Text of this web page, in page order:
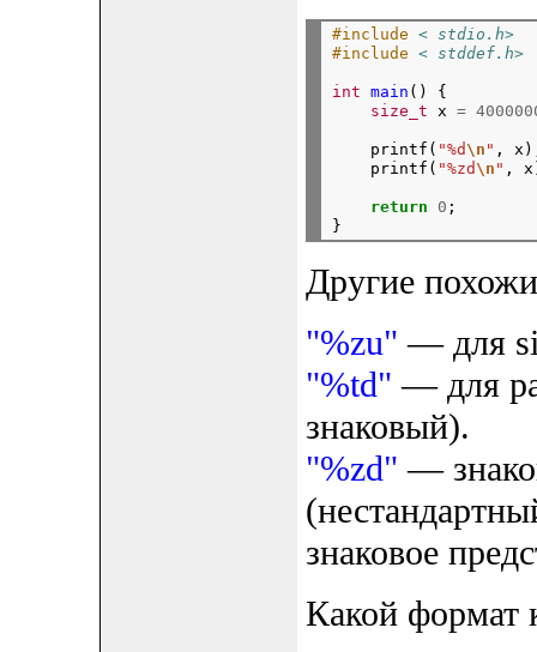
#include < stdio.h>
#include < stddef.h>
int main ()
{
size_t
x =
printf( "%d \n " ,
printf( "%zd \n " ,
return 0 ;
Другие
"%zu" — для
"%td" — для
знаковый).
"%zd" —
знаковое
Какой формат